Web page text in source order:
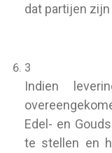
dat partijen
3
Indien
Edel- en
te stellen en